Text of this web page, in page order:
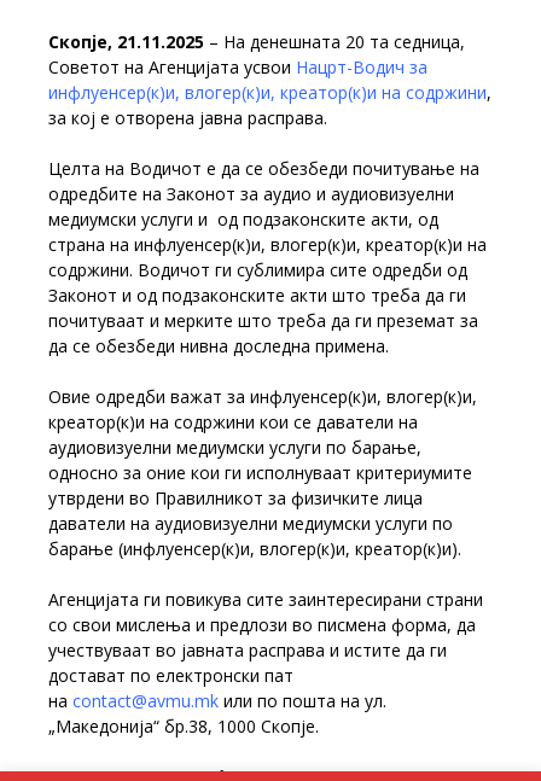
Скопје, 21.11.2025 – На денешната 20 та седница,
Советот на Агенцијата усвои Нацрт-Водич за
инфлуенсер(к)и, влогер(к)и, креатор(к)и на содржини,
за кој е отворена јавна расправа.
Целта на Водичот е да се обезбеди почитување на
одредбите на Законот за аудио и аудиовизуелни
медиумски услуги и од подзаконските акти, од
страна на инфлуенсер(к)и, влогер(к)и, креатор(к)и на
содржини. Водичот ги сублимира сите одредби од
Законот и од подзаконските акти што треба да ги
почитуваат и мерките што треба да ги преземат за
да се обезбеди нивна доследна примена.
Овие одредби важат за инфлуенсер(к)и, влогер(к)и,
креатор(к)и на содржини кои се даватели на
аудиовизуелни медиумски услуги по барање,
односно за оние кои ги исполнуваат критериумите
утврдени во Правилникот за физичките лица
даватели на аудиовизуелни медиумски услуги по
барање (инфлуенсер(к)и, влогер(к)и, креатор(к)и).
Агенцијата ги повикува сите заинтересирани страни
со свои мислења и предлози во писмена форма, да
учествуваат во јавната расправа и истите да ги
достават по електронски пат
на contact@avmu.mk или по пошта на ул.
„Македонија“ бр.38, 1000 Скопје.